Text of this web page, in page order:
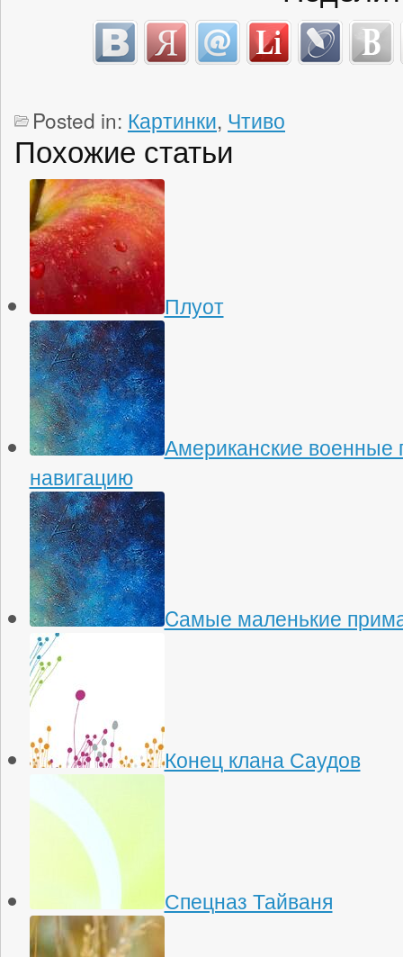
Posted in: Картинки, Чтиво
Похожие статьи
Плуот
Американские военные
навигацию
Cамые маленькие
Конец клана Саудов
Спецназ Тайваня